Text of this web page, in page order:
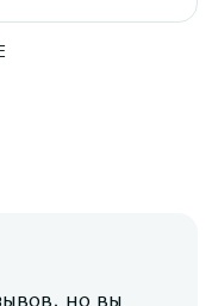
но вы